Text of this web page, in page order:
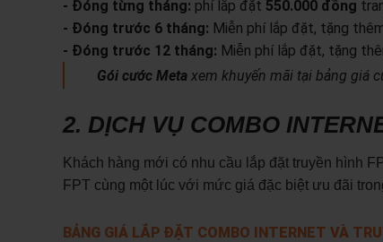
- Đóng từng tháng: phí lắp đặt 550.000 đồng
- Đóng trước 6 tháng: Miễn phí lắp đặt, tặng
- Đóng trước 12 tháng: Miễn phí lắp đặt, tặng
Gói cước Metaxem khuyến mãi tại bảng giá
2. DỊCH VỤ COMBO
Khách hàng mới có nhu cầu lắp đặt truyền hình
FPT cùng một lúc với mức giá đặc biệt ưu đãi
BẢNG GIÁ LẮP ĐẶT COMBO INTERNET VÀ